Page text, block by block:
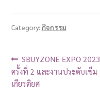
Category: กิจกรรม
SBUYZONE EXPO 2023
ครั้งที่ 2 และงานประดับเข็ม
เกียรติยศ